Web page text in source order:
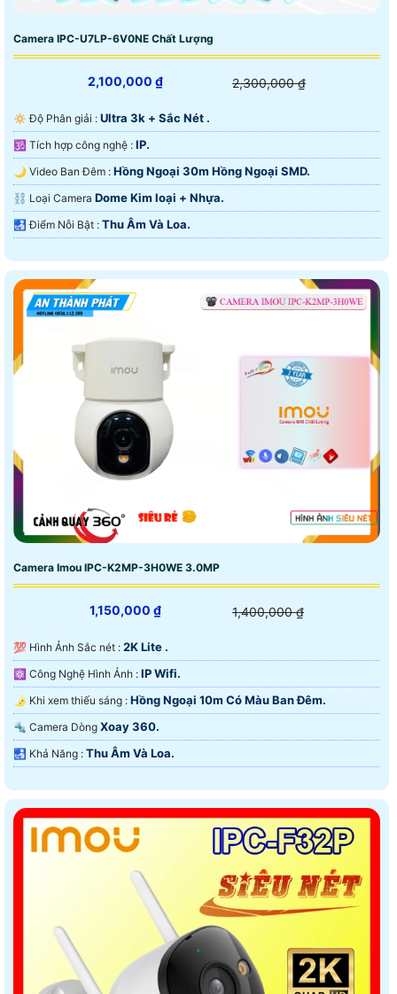
Camera IPC-U7LP-6V0NE Chất Lượng
2,100,000 ₫ 2,300,000 ₫
🔅 Độ Phân giải : Ultra 3k + Sắc Nét .
🕉️ Tích hợp công nghệ : IP.
🌙 Video Ban Đêm : Hồng Ngoại 30m Hồng Ngoại SMD.
⛓ Loại Camera Dome Kim loại + Nhựa.
️🛃 Điểm Nỗi Bật : Thu Âm Và Loa.
Camera Imou IPC-K2MP-3H0WE 3.0MP
1,150,000 ₫ 1,400,000 ₫
💯 Hình Ảnh Sắc nét : 2K Lite .
⚛️ Công Nghệ Hình Ảnh : IP Wifi.
🌛 Khi xem thiếu sáng : Hồng Ngoại 10m Có Màu Ban Ðêm.
🔩 Camera Dòng Xoay 360.
️🛃 Khả Năng : Thu Âm Và Loa.